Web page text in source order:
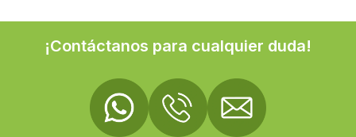
¡Contáctanos para cualquier duda!